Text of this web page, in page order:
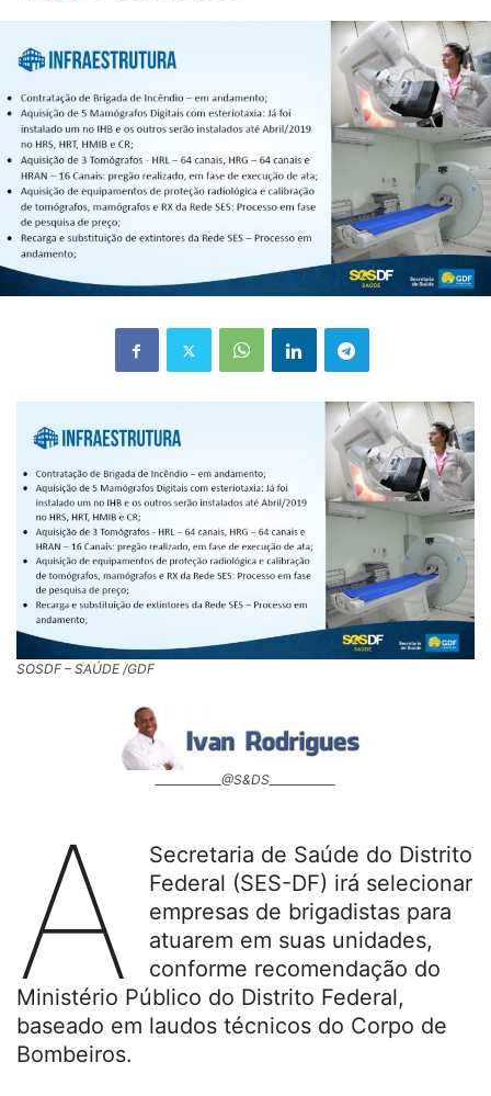
SOSDF – SAÚDE /GDF
____________@S&DS____________
A
Secretaria de Saúde do Distrito
Federal (SES-DF) irá selecionar
empresas de brigadistas para
atuarem em suas unidades,
conforme recomendação do
Ministério Público do Distrito Federal,
baseado em laudos técnicos do Corpo de
Bombeiros.